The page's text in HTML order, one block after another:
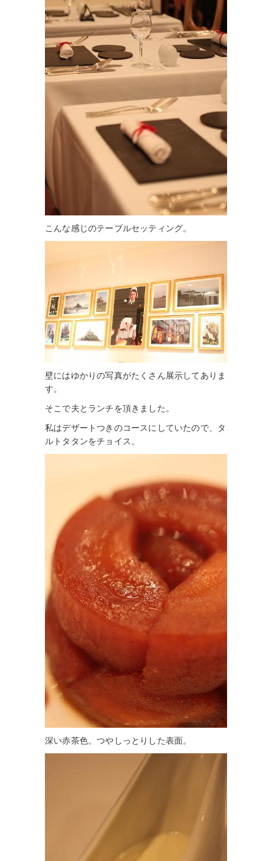
こんな感じのテーブルセッティング。
壁にはゆかりの写真がたくさん展示してありま
す。
そこで夫とランチを頂きました。
私はデザートつきのコースにしていたので、タ
ルトタタンをチョイス。
深い赤茶色。つやしっとりした表面。